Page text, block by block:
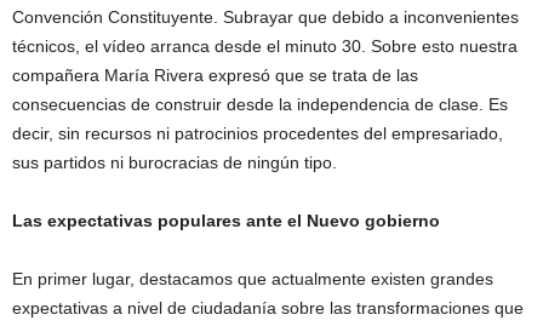
Convención Constituyente. Subrayar que debido a inconvenientes
técnicos, el vídeo arranca desde el minuto 30. Sobre esto nuestra
compañera María Rivera expresó que se trata de las
consecuencias de construir desde la independencia de clase. Es
decir, sin recursos ni patrocinios procedentes del empresariado,
sus partidos ni burocracias de ningún tipo.
Las expectativas populares ante el Nuevo gobierno
En primer lugar, destacamos que actualmente existen grandes
expectativas a nivel de ciudadanía sobre las transformaciones que